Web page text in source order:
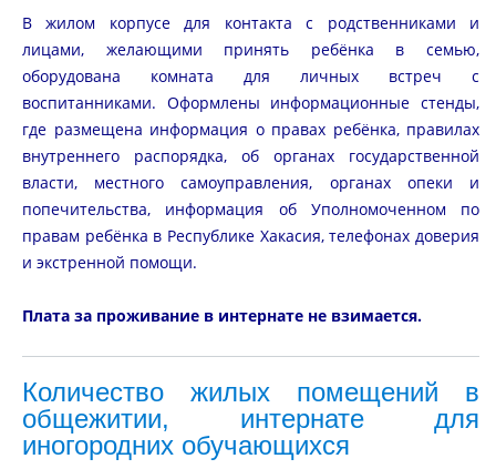
В жилом корпусе для контакта с родственниками и
лицами, желающими принять ребёнка в семью,
оборудована комната для личных встреч с
воспитанниками. Оформлены информационные стенды,
где размещена информация о правах ребёнка, правилах
внутреннего распорядка, об органах государственной
власти, местного самоуправления, органах опеки и
попечительства, информация об Уполномоченном по
правам ребёнка в Республике Хакасия, телефонах доверия
и экстренной помощи.
Плата за проживание в интернате не взимается.
Количество жилых помещений в
общежитии, интернате для
иногородних обучающихся